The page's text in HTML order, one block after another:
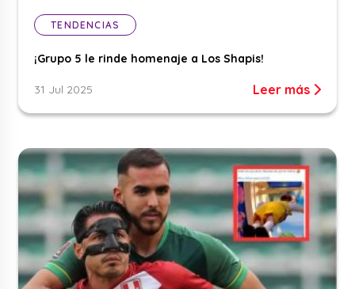
TENDENCIAS
¡Grupo 5 le rinde homenaje a Los Shapis!
31 Jul 2025 Leer más